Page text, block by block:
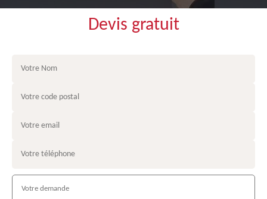
Devis gratuit